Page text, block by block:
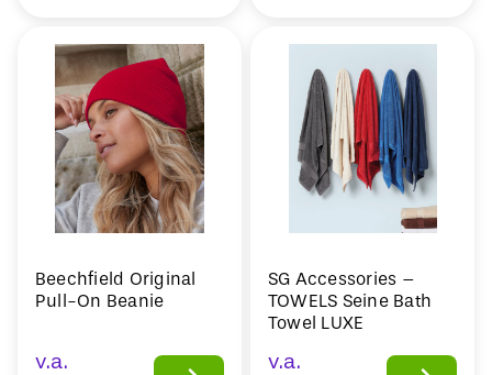
Beechfield Original
Pull-On Beanie
v.a.
SG Accessories –
TOWELS Seine Bath
Towel LUXE
v.a.